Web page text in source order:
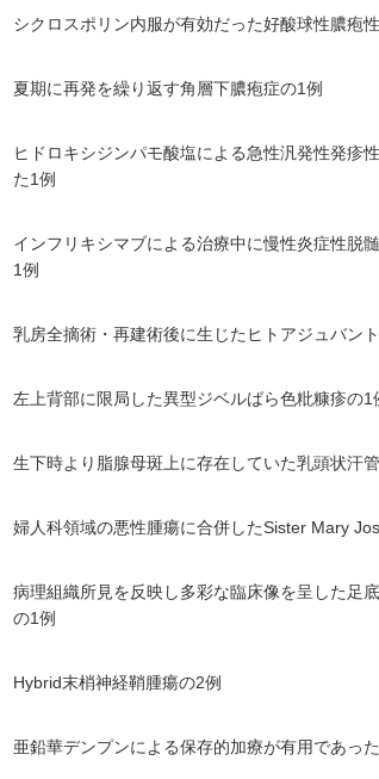
シクロスポリン内服が有効だった好酸球性膿疱
夏期に再発を繰り返す角層下膿疱症の1例
ヒドロキシジンパモ酸塩による急性汎発性発疹
た1例
インフリキシマブによる治療中に慢性炎症性脱
1例
乳房全摘術・再建術後に生じたヒトアジュバン
左上背部に限局した異型ジベルばら色粃糠疹の1
生下時より脂腺母斑上に存在していた乳頭状汗
婦人科領域の悪性腫瘍に合併したSister Mary
病理組織所見を反映し多彩な臨床像を呈した足
の1例
Hybrid末梢神経鞘腫瘍の2例
亜鉛華デンプンによる保存的加療が有用であっ